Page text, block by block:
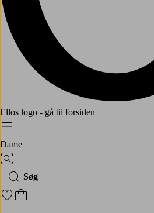
Ellos logo - gå til forsiden
Menu
Dame
Billedsøgning
Søg
Gå til favoritmarkerede produkter
Gå til indkøbskurven